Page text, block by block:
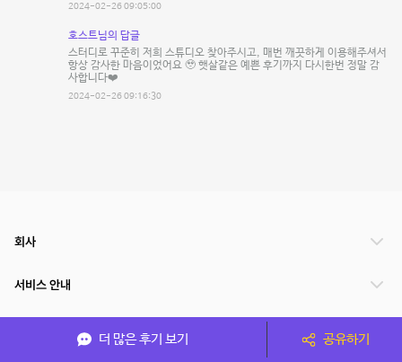
2024-02-26 09:05:00
호스트님의 답글
스터디로 꾸준히 저희 스튜디오 찾아주시고, 매번 깨끗하게 이용해주셔서
항상 감사한 마음이었어요 🥹 햇살같은 예쁜 후기까지 다시한번 정말 감
사합니다❤️
2024-02-26 09:16:30
더 많은 후기 보기 공유하기
회사
서비스 안내